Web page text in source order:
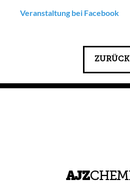
Veranstaltung bei Facebook
ZURÜCK